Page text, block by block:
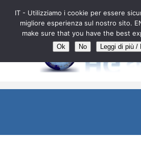
EN FR DE ES AL RO
IT - Utilizziamo i cookie per essere
migliore esperienza sul nostro sito.
make sure that you have the best
Ok No Leggi di più /